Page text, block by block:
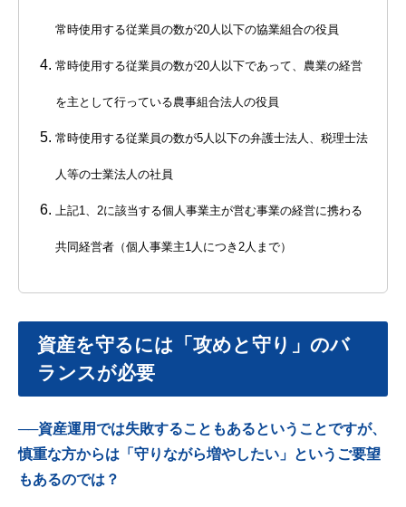
常時使用する従業員の数が20人以下の協業組合の役員
常時使用する従業員の数が20人以下であって、農業の経営
を主として行っている農事組合法人の役員
常時使用する従業員の数が5人以下の弁護士法人、税理士法
人等の士業法人の社員
上記1、2に該当する個人事業主が営む事業の経営に携わる
共同経営者（個人事業主1人につき2人まで）
資産を守るには「攻めと守り」のバ
ランスが必要
──資産運用では失敗することもあるということですが、
慎重な方からは「守りながら増やしたい」というご要望
もあるのでは？